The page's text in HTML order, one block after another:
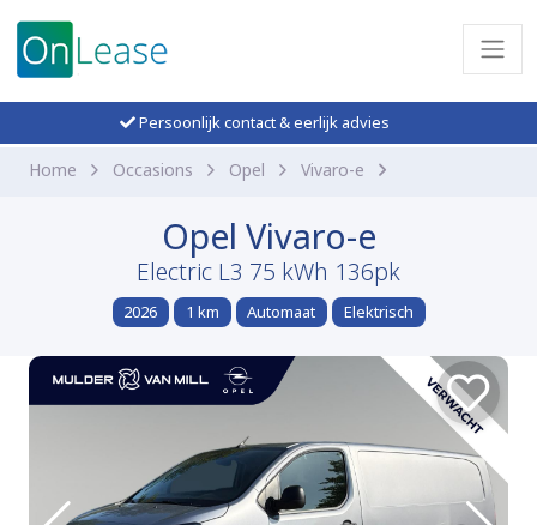
Persoonlijk contact & eerlijk advies
Home Occasions Opel Vivaro-e
Opel Vivaro-e
Electric L3 75 kWh 136pk
2026 1 km Automaat Elektrisch